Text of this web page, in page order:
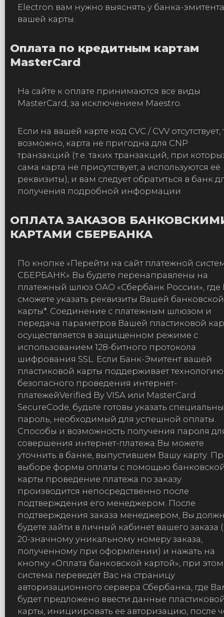
Electron вам нужно выяснять у банка-эмитента
вашей карты.
Оплата по кредитным картам
MasterCard
На сайте к оплате принимаются все виды
MasterCard, за исключением Maestro.
Если на вашей карте код CVC / CVV отсутствует,
возможно, карта не пригодна для CNP
транзакций (т.е. таких транзакций, при
сама карта не присутствует, а используются её
реквизиты), и вам следует обратиться в банк
получения подробной информации
ОПЛАТА ЗАКАЗОВ
КАРТАМИ СБЕРБАНКА
По кнопке «Перейти на сайт платежной
СБЕРБАНК» Вы будете перенаправлены на
платежный шлюз ОАО «Сбербанк России», где
сможете указать реквизиты Вашей банковской
карты*. Соединение с платежным шлюзом и
передача параметров Вашей пластиковой
осуществляется в защищенном режиме с
использованием 128-битного протокола
шифрования SSL. Если Банк-Эмитент вашей
пластиковой карты поддерживает технологию
безопасного проведения интернет-
платежейVerified By VISA или MasterCard
SecureCode, будьте готовы указать
пароль, необходимый для успешной оплаты.
Способы и возможность получения пароля
совершения интернет-платежа Вы можете
уточнить в банке, выпустившем Вашу карту.
выборе формы оплаты с помощью
карты проведение платежа по заказу
производится непосредственно после
подтверждения его менеджером. После
подтверждения заказа менеджером, Вы
будете зайти в личный кабинет вашего заказа
20-значному уникальному номеру заказа,
полученному при оформлении) и нажать на
кнопку «Оплата банковской картой», при этом
система переведёт Вас на страницу
авторизационного сервера Сбербанка, где
будет предложено ввести данные
карты, инициировать ее авторизацию, после